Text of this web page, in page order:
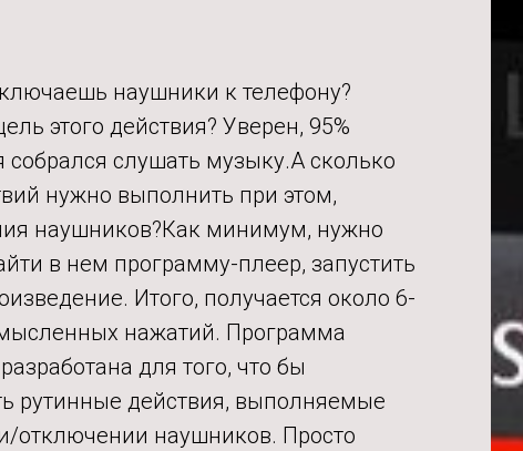
наушники к телефону?
этого действия? Уверен, 95%
собрался слушать музыку.А сколько
нужно выполнить при этом,
наушников?Как минимум, нужно
в нем программу-плеер, запустить
Итого, получается около 6-
нажатий. Программа
для того, что бы
рутинные действия, выполняемые
отключении наушников. Просто